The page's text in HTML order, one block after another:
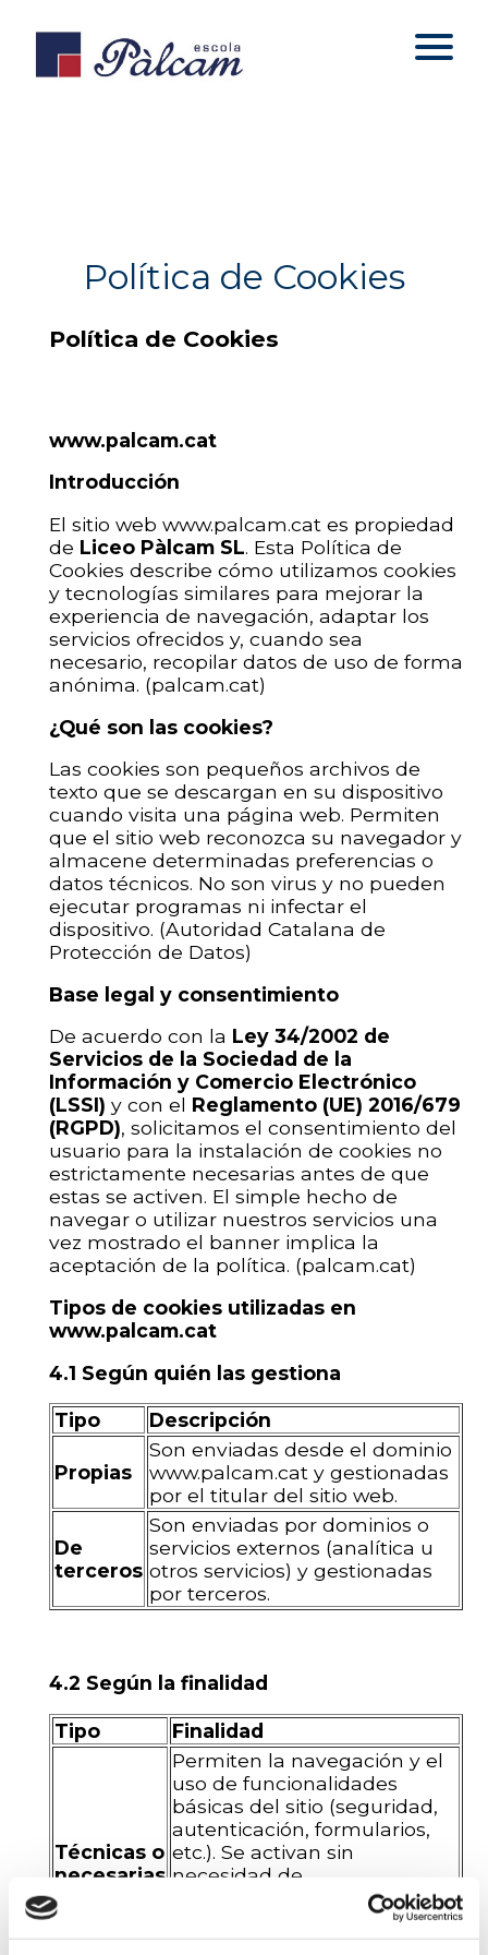
Política de Cookies
Política de Cookies
www.palcam.cat
Introducción
El sitio web www.palcam.cat es propiedad
de Liceo Pàlcam SL. Esta Política de
Cookies describe cómo utilizamos cookies
y tecnologías similares para mejorar la
experiencia de navegación, adaptar los
servicios ofrecidos y, cuando sea
necesario, recopilar datos de uso de forma
anónima. (palcam.cat)
¿Qué son las cookies?
Las cookies son pequeños archivos de
texto que se descargan en su dispositivo
cuando visita una página web. Permiten
que el sitio web reconozca su navegador y
almacene determinadas preferencias o
datos técnicos. No son virus y no pueden
ejecutar programas ni infectar el
dispositivo. (Autoridad Catalana de
Protección de Datos)
Base legal y consentimiento
De acuerdo con la Ley 34/2002 de
Servicios de la Sociedad de la
Información y Comercio Electrónico
(LSSI) y con el Reglamento (UE) 2016/679
(RGPD), solicitamos el consentimiento del
usuario para la instalación de cookies no
estrictamente necesarias antes de que
estas se activen. El simple hecho de
navegar o utilizar nuestros servicios una
vez mostrado el banner implica la
aceptación de la política. (palcam.cat)
Tipos de cookies utilizadas en
www.palcam.cat
4.1 Según quién las gestiona
Tipo Descripción
Propias
Son enviadas desde el dominio
www.palcam.caty gestionadas
por el titular del sitio web.
De
terceros
Son enviadas por dominios o
servicios externos (analítica u
otros servicios) y gestionadas
por terceros.
4.2 Según la finalidad
Tipo Finalidad
Técnicas o
necesarias
Permiten la navegación y el
uso de funcionalidades
básicas del sitio (seguridad,
autenticación, formularios,
etc.). Se activan sin
necesidad de
consentimiento previo, ya
que son imprescindibles
para el funcionamiento del